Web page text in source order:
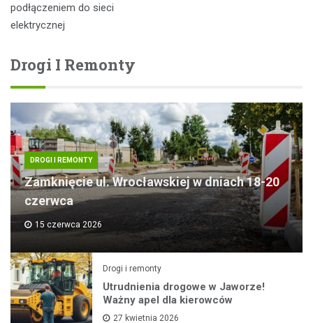
podłączeniem do sieci
elektrycznej
Drogi I Remonty
DROGI I REMONTY
Zamknięcie ul. Wrocławskiej w dniach 18-20
czerwca
15 czerwca 2026
Drogi i remonty
Utrudnienia drogowe w Jaworze!
Ważny apel dla kierowców
27 kwietnia 2026